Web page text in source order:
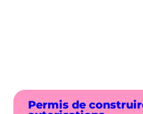
Permis de